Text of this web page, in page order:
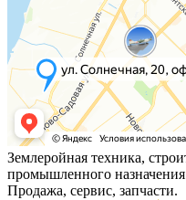
Землеройная техника,
промышленного
Продажа, сервис, запчасти.